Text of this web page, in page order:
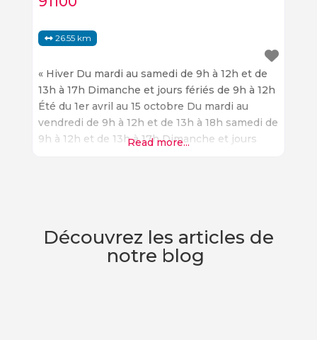
26.55 km
« Hiver Du mardi au samedi de 9h à 12h et de
13h à 17h Dimanche et jours fériés de 9h à 12h
Été du 1er avril au 15 octobre Du mardi au
vendredi de 9h à 12h et de 13h à 18h samedi de
9h à 12h et de 13h à 17h Dimanche et jours
Read more...
Découvrez les articles de
notre blog